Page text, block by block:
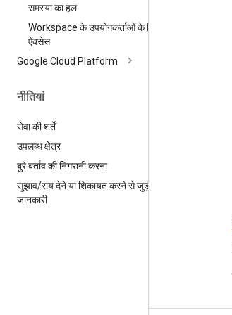
समस्या का हल
Workspace के उपयोगकर्ताओं के लिए
ऐक्सेस
Google Cloud Platform
नीतियां
सेवा की शर्तें
उपलब्ध क्षेत्र
बुरे बर्ताव की निगरानी करना
सुझाव/राय देने या शिकायत करने से जुड़ी
जानकारी